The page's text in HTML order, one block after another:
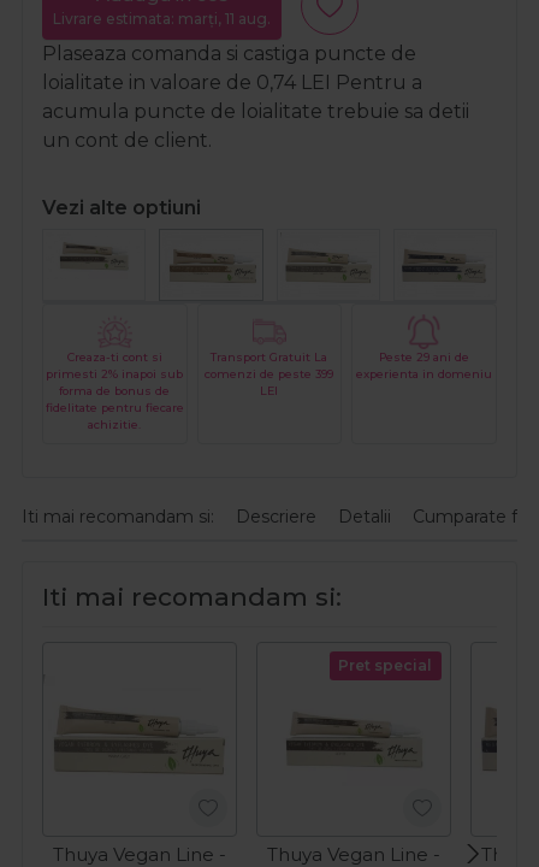
Livrare estimata: marți, 11 aug.
Plaseaza comanda si castiga puncte de
loialitate in valoare de 0,74 LEI Pentru a
acumula puncte de loialitate trebuie sa detii
un cont de client.
Vezi alte optiuni
Creaza-ti cont si
primesti 2% inapoi sub
forma de bonus de
fidelitate pentru fiecare
achizitie.
Transport Gratuit La
comenzi de peste 399
LEI
Peste 29 ani de
experienta in domeniu
Iti mai recomandam si: Descriere Detalii Cumparate
Iti mai recomandam si:
Thuya Vegan Line -
Pret special
Thuya Vegan Line -